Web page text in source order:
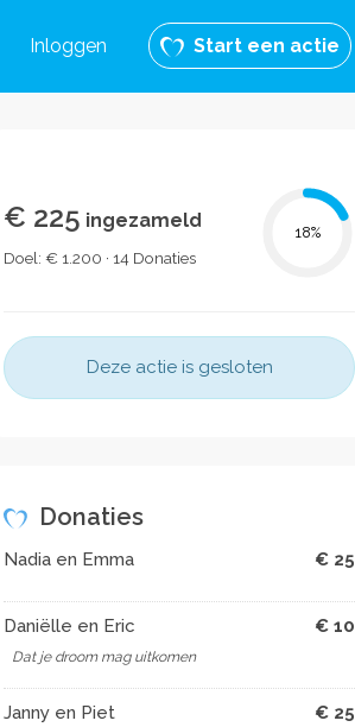
Inloggen Start een actie
€ 225 ingezameld
Doel: € 1.200 · 14 Donaties
18%
Deze actie is gesloten
Donaties
Nadia en Emma € 25
Daniëlle en Eric € 10
Dat je droom mag uitkomen
Janny en Piet € 25